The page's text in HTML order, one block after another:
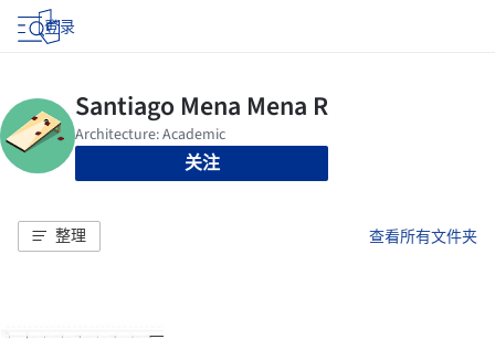
登录
关注
整理 查看所有文件夹